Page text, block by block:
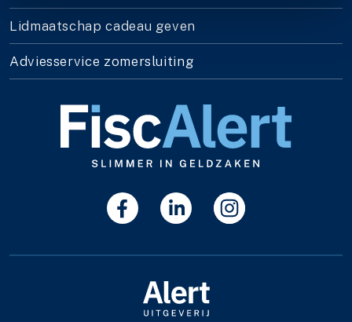
Lidmaatschap cadeau geven
Adviesservice zomersluiting